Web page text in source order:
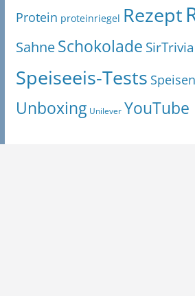
Protein proteinriegel Rezept
SahneSchokolade
Speiseeis-Tests
Unboxing Unilever YouTube